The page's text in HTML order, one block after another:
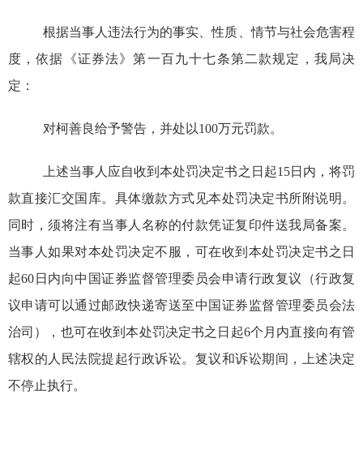
根据当事人违法行为的事实、性质、情节与社会危害程
度，依据 《证券法》第一百九十七条第二款规定，我局决
定：
对柯善良给予警告，并处以100万元罚款。
上述当事人应自收到本处罚决定书之日起15日内，将罚
款直接汇交国库。具体缴款方式见本处罚决定书所附说明。
同时，须将注有当事人名称的付款凭证复印件送我局备案。
当事人如果对本处罚决定不服，可在收到本处罚决定书之日
起60 日内向中国证券监督管理委员会申请行政复议 （行政复
议申请可以通过邮政快递寄送至中国证券监督管理委员会法
治司）
，也可在收到本处罚决定书之日起6个月内直接向有管
辖权的人民法院提起行政诉讼。复议和诉讼期间，上述决定
不停止执行。